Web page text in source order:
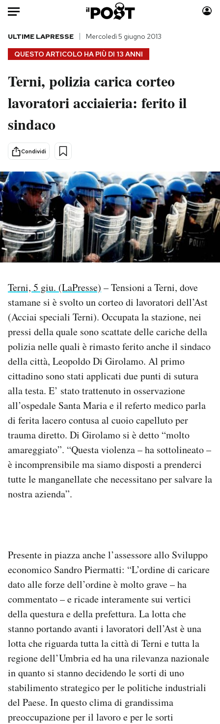
Auto
HOME
Italia
Politica
Tecnologia
Scienza
Economia
Sport
Moda
Consumismi
Altrecose
Mondiali calcio 2026
PODCAST
I MIEI PREFERITI
SHOP
CALENDARIO
AREA PERSONALE
Area Personale
Newsletter
Notifiche mobile
Regala il Post
QUESTO ARTICOLO HA PIÙ DI 13 ANNI
ULTIME LAPRESSE Mercoledì 5 giugno 2013
Terni, polizia carica corteo
lavoratori acciaieria: ferito il
sindaco
Condividi
Terni, 5 giu. (LaPresse) – Tensioni a Terni, dove
stamane si è svolto un corteo di lavoratori dell’Ast
(Acciai speciali Terni). Occupata la stazione, nei
pressi della quale sono scattate delle cariche della
polizia nelle quali è rimasto ferito anche il sindaco
della città, Leopoldo Di Girolamo. Al primo
cittadino sono stati applicati due punti di sutura
alla testa. E’ stato trattenuto in osservazione
all’ospedale Santa Maria e il referto medico parla
di ferita lacero contusa al cuoio capelluto per
trauma diretto. Di Girolamo si è detto “molto
amareggiato”. “Questa violenza – ha sottolineato –
è incomprensibile ma siamo disposti a prenderci
tutte le manganellate che necessitano per salvare la
nostra azienda”.
Presente in piazza anche l’assessore allo Sviluppo
economico Sandro Piermatti: “L’ordine di caricare
dato alle forze dell’ordine è molto grave – ha
commentato – e ricade interamente sui vertici
della questura e della prefettura. La lotta che
stanno portando avanti i lavoratori dell’Ast è una
lotta che riguarda tutta la città di Terni e tutta la
regione dell’Umbria ed ha una rilevanza nazionale
in quanto si stanno decidendo le sorti di uno
stabilimento strategico per le politiche industriali
del Paese. In questo clima di grandissima
preoccupazione per il lavoro e per le sorti